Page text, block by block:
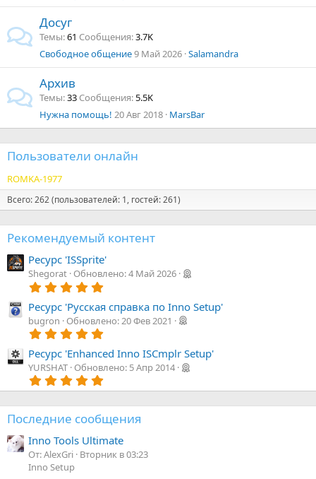
Досуг
Темы 61 Сообщения 3.7K
Свободное общение9 Май 2026 Salamandra
Архив
Темы 33 Сообщения 5.5K
Нужна помощь! 20 Авг 2018 MarsBar
Пользователи онлайн
ROMKA-1977
Всего: 262 (пользователей: 1, гостей: 261)
Рекомендуемый контент
Ресурс 'ISSprite'
Shegorat Обновлено:4 Май 2026
0
0
з
ё
з
д
Ресурс 'Русская справка по Inno Setup'
bugron Обновлено:20 Фев 2021
0
0
з
ё
з
д
Ресурс 'Enhanced Inno ISCmplr Setup'
YURSHAT Обновлено: 5 Апр 2014
.
0
з
ё
з
Последние сообщения
Inno Tools Ultimate
От: AlexGri Вторник в 03:23
Inno Setup